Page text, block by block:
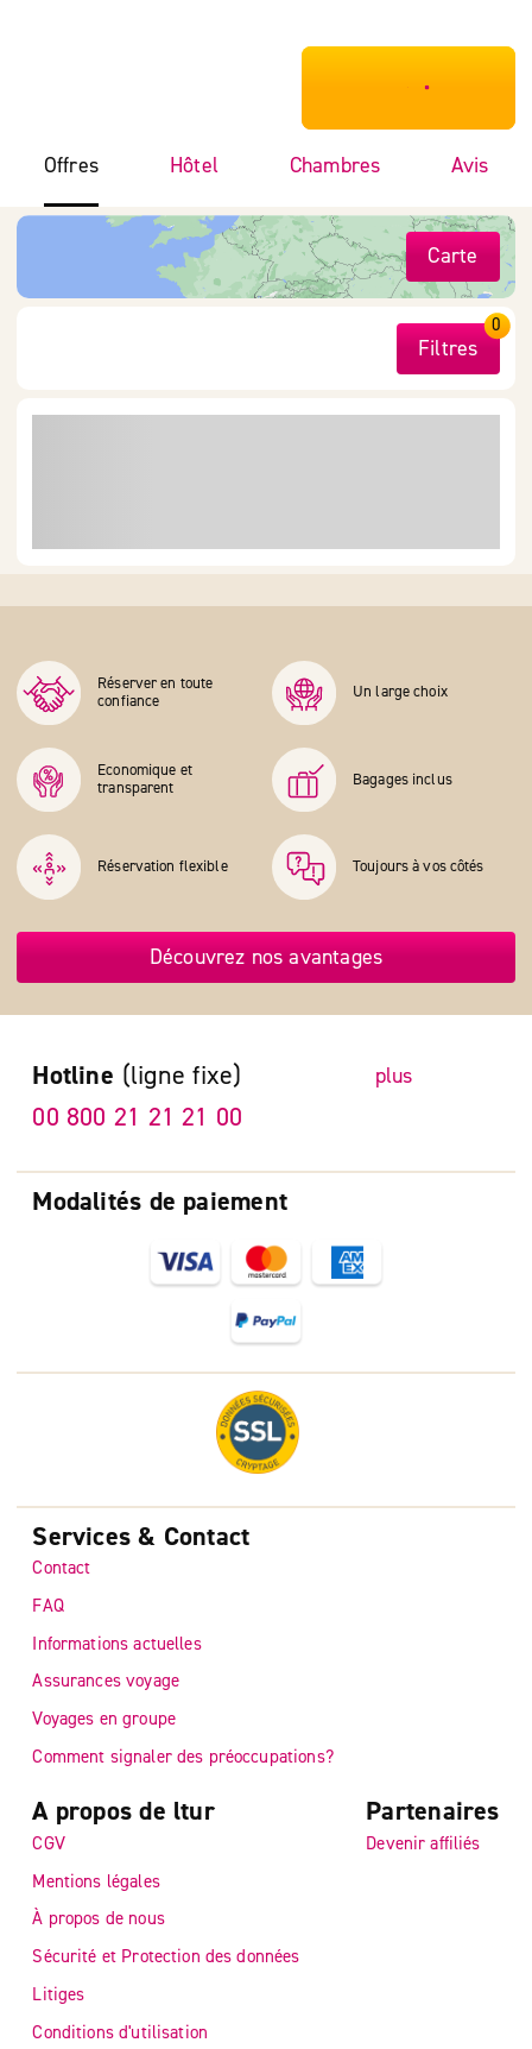
***************
Offres Hôtel Chambres Avis
Carte
Filtres
0
Réserver en toute
confiance
Un large choix
Economique et
transparent
Bagages inclus
Réservation flexible Toujours à vos côtés
Découvrez nos avantages
Modalités de paiement
Hotline (ligne fixe) plus
00 800 21 21 21 00
Services & Contact
Contact
FAQ
Informations actuelles
Assurances voyage
Voyages en groupe
Comment signaler des préoccupations?
A propos de ltur
CGV
Mentions légales
À propos de nous
Sécurité et Protection des données
Litiges
Conditions d'utilisation
Partenaires
Devenir affiliés